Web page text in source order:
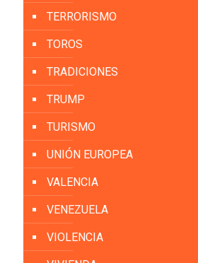
TERRORISMO
TOROS
TRADICIONES
TRUMP
TURISMO
UNIÓN EUROPEA
VALENCIA
VENEZUELA
VIOLENCIA